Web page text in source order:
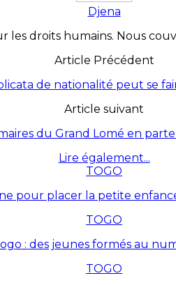
Djena
les droits humains. Nous
Article Précédent
de nationalité peut se
Article suivant
du Grand Lomé en
Lire également...
TOGO
pour placer la petite
TOGO
: des jeunes formés au
TOGO